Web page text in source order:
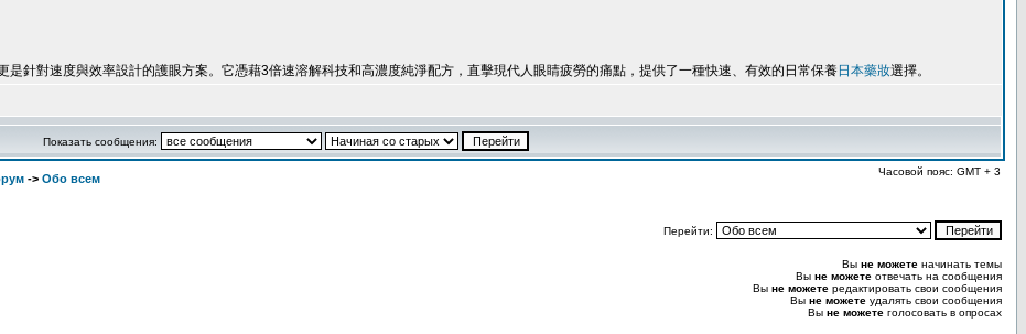
是針對速度與效率設計的護眼方案。它憑藉3倍速溶解科技和高濃度純淨配方，直擊現代人眼睛疲勞的痛點，提供了一種快速、有效的日常保養日本藥妝選擇。
Показать сообщения:
-> Обо всем
Часовой пояс: GMT + 3
Перейти:
Вы не можете начинать темы
Вы не можете отвечать на сообщения
Вы не можете редактировать свои сообщения
Вы не можете удалять свои сообщения
Вы не можете голосовать в опросах